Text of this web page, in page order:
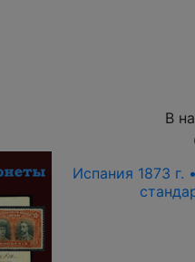
В
Испания 1873 г.